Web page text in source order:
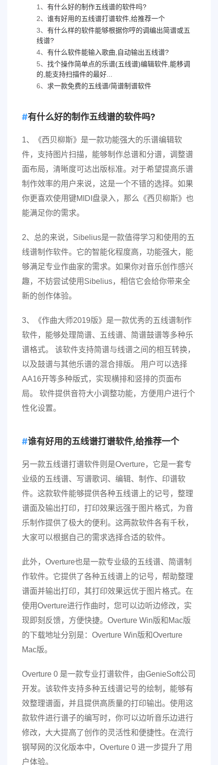
1、 有什么好的制作五线谱的软件吗?
2、 谁有好用的五线谱打谱软件,给推荐一个
3、 有什么样的软件能够根据你哼的调编出简谱或五
线谱?
4、 有什么软件能输入歌曲,自动输出五线谱?
5、 找个操作简单点的乐谱(五线谱)编辑软件,能移调
的,能支持扫描件的最好...
6、 求一款免费的五线谱/简谱制谱软件
有什么好的制作五线谱的软件吗?
1、《西贝柳斯》是一款功能强大的乐谱编辑软
件，支持图片扫描，能够制作总谱和分谱，调整谱
面布局，清晰度可达出版标准。对于希望提高乐谱
制作效率的用户来说，这是一个不错的选择。如果
你更喜欢使用键MIDI盘录入，那么《西贝柳斯》也
能满足你的需求。
2、总的来说，Sibelius是一款值得学习和使用的五
线谱制作软件。它的智能化程度高，功能强大，能
够满足专业作曲家的需求。如果你对音乐创作感兴
趣，不妨尝试使用Sibelius，相信它会给你带来全
新的创作体验。
3、《作曲大师2019版》是一款优秀的五线谱制作
软件，能够处理简谱、五线谱、简谱鼓谱等多种乐
谱格式。 该软件支持简谱与线谱之间的相互转换，
以及鼓谱与其他乐谱的混合排版。 用户可以选择
AA16开等多种版式，实现横排和竖排的页面布
局。 软件提供音符大小调整功能，方便用户进行个
性化设置。
谁有好用的五线谱打谱软件,给推荐一个
另一款五线谱打谱软件则是Overture，它是一套专
业级的五线谱、写谱歌词、编辑、制作、印谱软
件。这款软件能够提供各种五线谱上的记号，整理
谱面及输出打印，打印效果远强于图片格式，为音
乐制作提供了极大的便利。这两款软件各有千秋，
大家可以根据自己的需求选择合适的软件。
此外，Overture也是一款专业级的五线谱、简谱制
作软件。它提供了各种五线谱上的记号，帮助整理
谱面并输出打印，其打印效果远优于图片格式。在
使用Overture进行作曲时，您可以边听边修改，实
现即刻反馈，方便快捷。Overture Win版和Mac版
的下载地址分别是：Overture Win版和Overture
Mac版。
Overture 0 是一款专业打谱软件，由GenieSoft公司
开发。该软件支持多种五线谱记号的绘制，能够有
效整理谱面，并且提供高质量的打印输出。使用这
款软件进行谱子的编写时，你可以边听音乐边进行
修改，大大提高了创作的灵活性和便捷性。在流行
钢琴网的汉化版本中，Overture 0 进一步提升了用
户体验。